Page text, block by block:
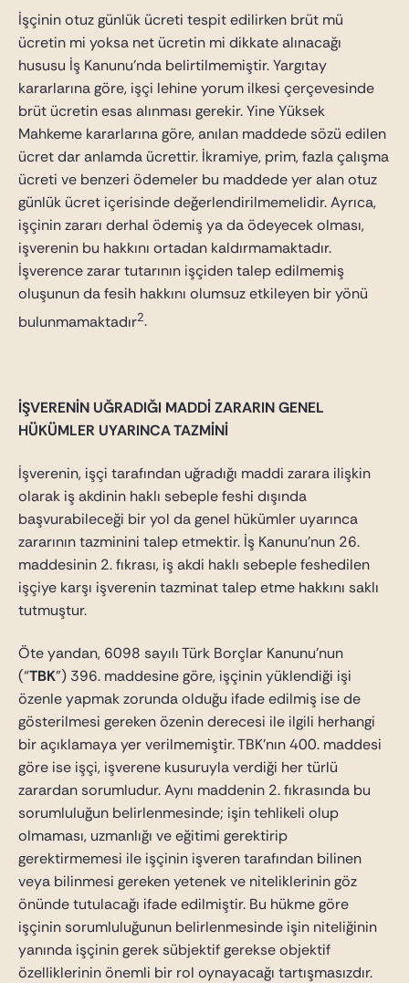
İşçinin otuz günlük ücreti tespit edilirken brüt mü
ücretin mi yoksa net ücretin mi dikkate alınacağı
hususu İş Kanunu’nda belirtilmemiştir.Yargıtay
kararlarına göre, işçi lehine yorum ilkesi çerçevesinde
brüt ücretin esas alınması gerekir. Yine Yüksek
Mahkeme kararlarına göre, anılan maddede sözü edilen
ücret dar anlamda ücrettir. İkramiye, prim, fazla çalışma
ücreti ve benzeri ödemeler bu maddede yer alan otuz
günlük ücret içerisinde değerlendirilmemelidir. Ayrıca,
işçinin zararı derhal ödemiş ya da ödeyecek olması,
işverenin bu hakkını ortadan kaldırmamaktadır.
İşverence zarar tutarının işçiden talep edilmemiş
oluşunun da fesih hakkını olumsuz etkileyen bir yönü
bulunmamaktadır2.
İŞVERENİN UĞRADIĞI MADDİ ZARARIN GENEL
HÜKÜMLER UYARINCA TAZMİNİ
İşverenin, işçi tarafından uğradığı maddi zarara ilişkin
olarak iş akdinin haklı sebeple feshi dışında
başvurabileceği bir yol da genel hükümler uyarınca
zararının tazminini talep etmektir. İş Kanunu’nun 26.
maddesinin 2. fıkrası, iş akdi haklı sebeple feshedilen
işçiye karşı işverenin tazminat talep etme hakkını saklı
tutmuştur.
Öte yandan, 6098 sayılı Türk Borçlar Kanunu’nun
(“TBK”) 396. maddesine göre, işçinin yüklendiği işi
özenle yapmak zorunda olduğu ifade edilmiş ise de
gösterilmesi gereken özenin derecesi ile ilgili herhangi
bir açıklamaya yer verilmemiştir. TBK’nın 400. maddesi
göre ise işçi, işverene kusuruyla verdiği her türlü
zarardan sorumludur. Aynı maddenin 2. fıkrasında bu
sorumluluğun belirlenmesinde; işin tehlikeli olup
olmaması, uzmanlığı ve eğitimi gerektirip
gerektirmemesi ile işçinin işveren tarafından bilinen
veya bilinmesi gereken yetenek ve niteliklerinin göz
önünde tutulacağı ifade edilmiştir. Bu hükme göre
işçinin sorumluluğunun belirlenmesinde işin niteliğinin
yanında işçinin gerek sübjektif gerekse objektif
özelliklerinin önemli bir rol oynayacağı tartışmasızdır.